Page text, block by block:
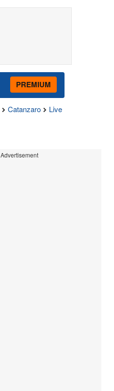
PREMIUM
Catanzaro Live
Advertisement